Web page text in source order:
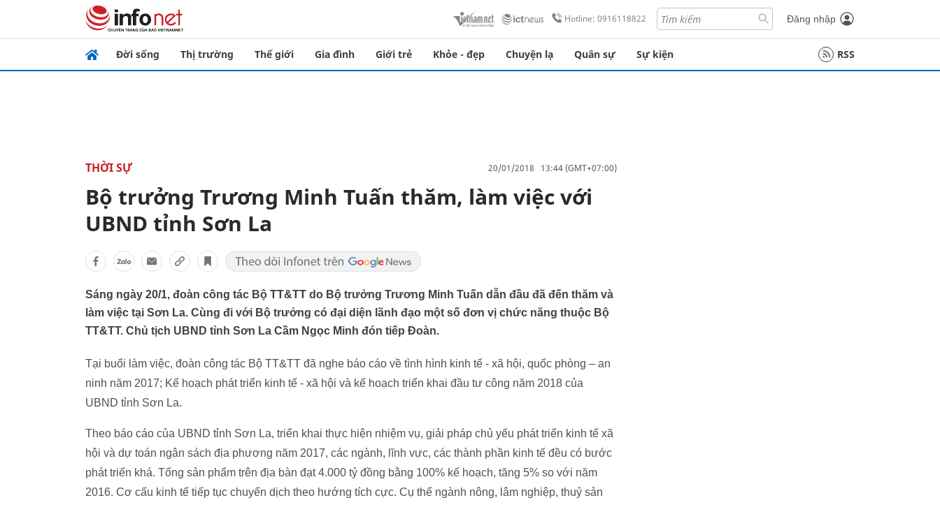
Hotline: 0916118822 Đăng nhập
Đời sống Thị trường Thế giới Gia đình Giới trẻ Khỏe - đẹp Chuyện lạ Quân sự Sự kiện RSS
THỜI SỰ 20/01/2018 13:44 (GMT+07:00)
Bộ trưởng Trương Minh Tuấn thăm, làm việc với
UBND tỉnh Sơn La
Sáng ngày 20/1, đoàn công tác Bộ TT&TT do Bộ trưởng Trương Minh Tuấn dẫn đầu đã đến thăm và
làm việc tại Sơn La. Cùng đi với Bộ trưởng có đại diện lãnh đạo một số đơn vị chức năng thuộc Bộ
TT&TT. Chủ tịch UBND tỉnh Sơn La Cầm Ngọc Minh đón tiếp Đoàn.
Tại buổi làm việc, đoàn công tác Bộ TT&TT đã nghe báo cáo về tình hình kinh tế - xã hội, quốc phòng – an
ninh năm 2017; Kế hoạch phát triển kinh tế - xã hội và kế hoạch triển khai đầu tư công năm 2018 của
UBND tỉnh Sơn La.
Theo báo cáo của UBND tỉnh Sơn La, triển khai thực hiện nhiệm vụ, giải pháp chủ yếu phát triển kinh tế xã
hội và dự toán ngân sách địa phương năm 2017, các ngành, lĩnh vực, các thành phần kinh tế đều có bước
phát triển khá. Tổng sản phẩm trên địa bàn đạt 4.000 tỷ đồng bằng 100% kế hoạch, tăng 5% so với năm
2016. Cơ cấu kinh tế tiếp tục chuyển dịch theo hướng tích cực. Cụ thể ngành nông, lâm nghiệp, thuỷ sản